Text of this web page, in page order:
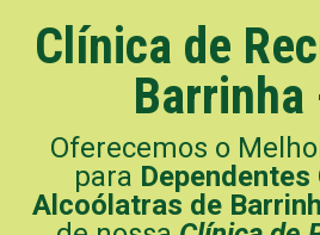
Clínica de
Barrinha
Oferecemos o
para
Alcoólatras de